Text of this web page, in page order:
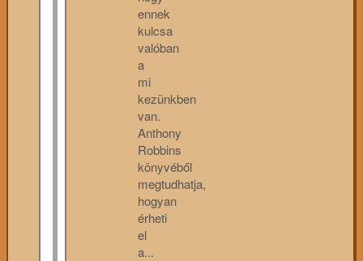
ennek
kulcsa
valóban
a
mi
kezünkben
van.
Anthony
Robbins
könyvéből
megtudhatja,
hogyan
érheti
el
a...